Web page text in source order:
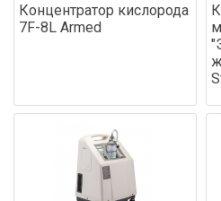
Концентратор кислорода
7F-8L Armed